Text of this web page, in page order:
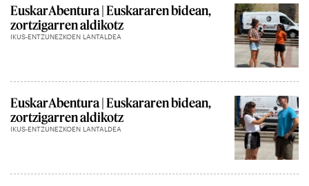
EuskarAbentura | Euskararen bidean,
zortzigarren aldikotz
IKUS-ENTZUNEZKOEN LANTALDEA
EuskarAbentura | Euskararen bidean,
zortzigarren aldikotz
IKUS-ENTZUNEZKOEN LANTALDEA